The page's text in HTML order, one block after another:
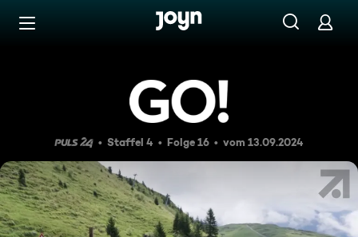
Zum Inhalt springen
GO! Das Motormagazin vom
Staffel 4 Folge 16 vom 13.09.2024